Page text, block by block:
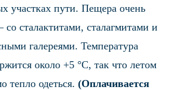
участках пути. Пещера очень
сталактитами, сталагмитами и
галереями. Температура
около +5 °C, так что летом
тепло одеться. (Оплачивается